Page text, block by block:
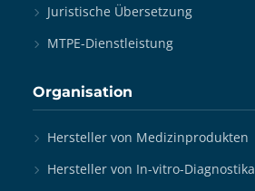
Juristische Übersetzung
MTPE-Dienstleistung
Organisation
Hersteller von Medizinprodukten
Hersteller von In-vitro-Diagnostika